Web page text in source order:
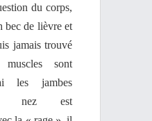
du corps,
bec de lièvre et
jamais trouvé
sont
les jambes
nez est